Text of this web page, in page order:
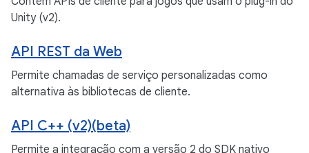
Unity (v2).
API REST da Web
Permite chamadas de serviço personalizadas como
alternativa às bibliotecas de cliente.
API C++ (v2)(beta)
Permite a integração com a versão 2 do SDK nativo